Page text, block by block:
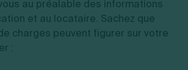
au préalable des informations
et au locataire. Sachez que
charges peuvent figurer sur votre
: